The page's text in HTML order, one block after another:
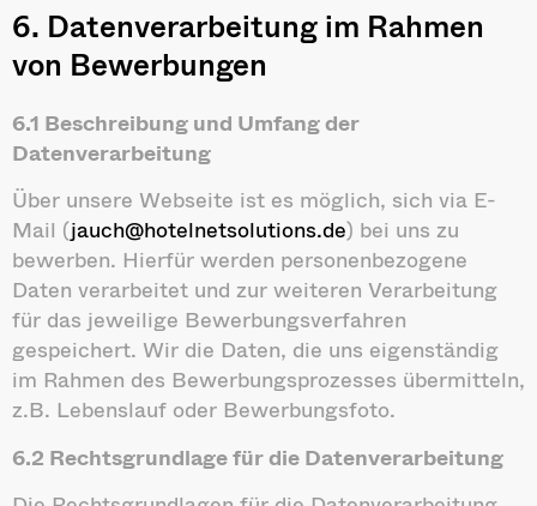
6. Datenverarbeitung im Rahmen
von Bewerbungen
6.1 Beschreibung und Umfang der
Datenverarbeitung
Über unsere Webseite ist es möglich, sich via E-
Mail (jauch@hotelnetsolutions.de) bei uns zu
bewerben. Hierfür werden personenbezogene
Daten verarbeitet und zur weiteren Verarbeitung
für das jeweilige Bewerbungsverfahren
gespeichert. Wir die Daten, die uns eigenständig
im Rahmen des Bewerbungsprozesses übermitteln,
z.B. Lebenslauf oder Bewerbungsfoto.
6.2 Rechtsgrundlage für die Datenverarbeitung